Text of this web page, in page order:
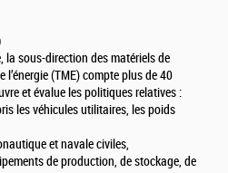
la sous-direction des matériels de
(TME) compte plus de 40
et évalue les politiques relatives :
les véhicules utilitaires, les poids
et navale civiles,
de production, de stockage, de